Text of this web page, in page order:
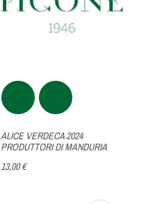
ALICE VERDECA 2024
PRODUTTORI DI MANDURIA
13,00 €